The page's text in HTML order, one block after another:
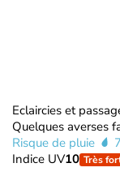
Eclaircies et
Quelques averses
Risque de pluie
Indice UV10 Très